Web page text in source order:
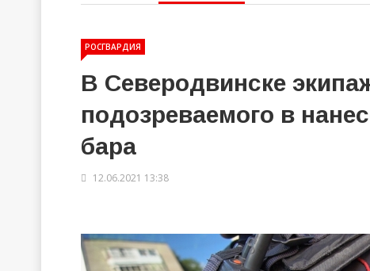
РОСГВАРДИЯ
В Северодвинске
подозреваемого в
бара
12.06.2021 13:38